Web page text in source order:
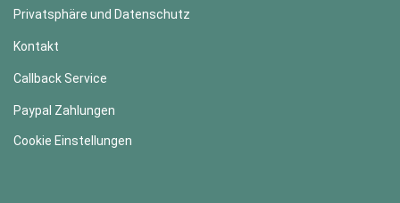
Privatsphäre und Datenschutz
Kontakt
Callback Service
Paypal Zahlungen
Cookie Einstellungen